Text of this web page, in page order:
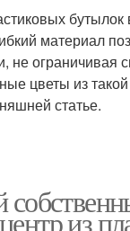
бутылок
материал
не ограничивая
цветы из
статье.
из